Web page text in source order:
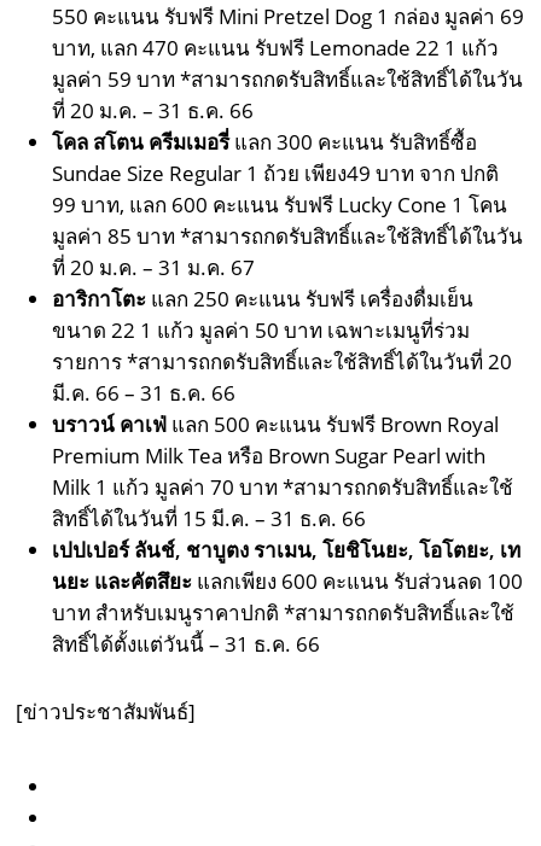
550 คะแนน รับฟรี Mini Pretzel Dog 1 กล่อง มูลค่า 69
บาท, แลก 470 คะแนน รับฟรี Lemonade 22 1 แก้ว
มูลค่า 59 บาท *สามารถกดรับสิทธิ์และใช้สิทธิ์ได้ในวัน
ที่ 20 ม.ค. – 31 ธ.ค. 66
โคล สโตน ครีมเมอรี่แลก 300 คะแนน รับสิทธิ์ซื้อ
Sundae Size Regular 1 ถ้วย เพียง49 บาท จาก ปกติ
99 บาท, แลก 600 คะแนน รับฟรี Lucky Cone 1 โคน
มูลค่า 85 บาท *สามารถกดรับสิทธิ์และใช้สิทธิ์ได้ในวัน
ที่ 20 ม.ค. – 31 ม.ค. 67
อาริกาโตะ แลก 250 คะแนน รับฟรี เครื่องดื่มเย็น
ขนาด 22 1 แก้ว มูลค่า 50 บาท เฉพาะเมนูที่ร่วม
รายการ *สามารถกดรับสิทธิ์และใช้สิทธิ์ได้ในวันที่ 20
มี.ค. 66 – 31 ธ.ค. 66
บราวน์ คาเฟ่ แลก 500 คะแนน รับฟรี Brown Royal
Premium Milk Tea หรือ Brown Sugar Pearl with
Milk 1 แก้ว มูลค่า 70 บาท *สามารถกดรับสิทธิ์และใช้
สิทธิ์ได้ในวันที่ 15 มี.ค. – 31 ธ.ค. 66
เปปเปอร์ ลันช์, ชาบูตง ราเมน, โยชิโนยะ, โอโตยะ, เท
นยะ และคัตสึยะ แลกเพียง 600 คะแนน รับส่วนลด 100
บาท สำหรับเมนูราคาปกติ *สามารถกดรับสิทธิ์และใช้
สิทธิ์ได้ตั้งแต่วันนี้ – 31 ธ.ค. 66
[ข่าวประชาสัมพันธ์]